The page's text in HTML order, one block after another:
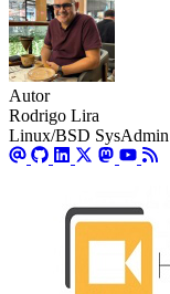
Autor
Rodrigo Lira
Linux/BSD SysAdmin